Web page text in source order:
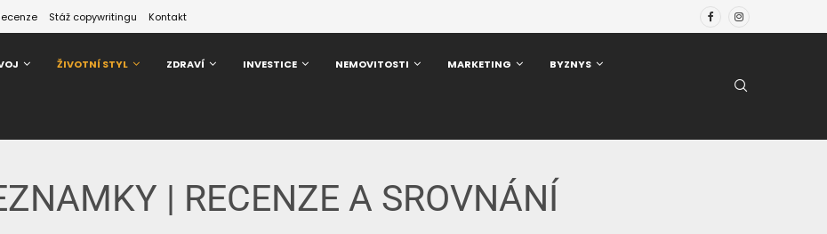
Stáž copywritingu Kontakt
ŽIVOTNÍ STYL ZDRAVÍ INVESTICE NEMOVITOSTI MARKETING BYZNYS
| RECENZE A SROVNÁNÍ